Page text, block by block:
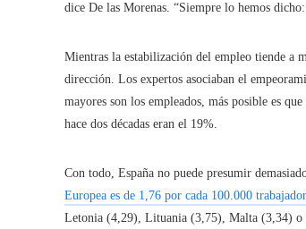
dice De las Morenas. “Siempre lo hemos
Mientras la estabilización del empleo tiende a
dirección. Los expertos asociaban el
mayores son los empleados, más posible es
hace dos décadas eran el 19%.
Con todo, España no puede presumir
Europea es de 1,76 por cada 100.000
Letonia (4,29), Lituania (3,75), Malta (3,34) o